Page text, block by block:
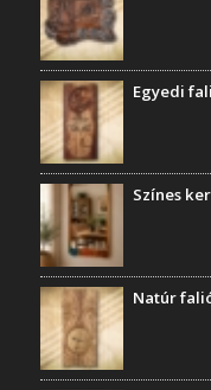
Egyedi
Színes
Natúr